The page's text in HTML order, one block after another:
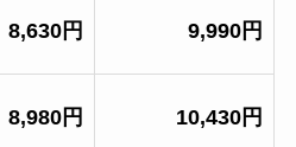
8,630円 9,990円
8,980円 10,430円